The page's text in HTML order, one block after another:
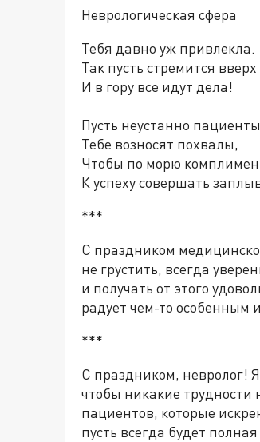
Неврологическая сфера
Тебя давно уж привлекла.
Так пусть стремится
И в гору все идут дела!
Пусть неустанно пациенты
Тебе возносят похвалы,
Чтобы по морю
К успеху совершать
***
С праздником
не грустить, всегда
и получать от этого
радует чем-то особенным
***
С праздником, невролог!
чтобы никакие
пациентов, которые
пусть всегда будет